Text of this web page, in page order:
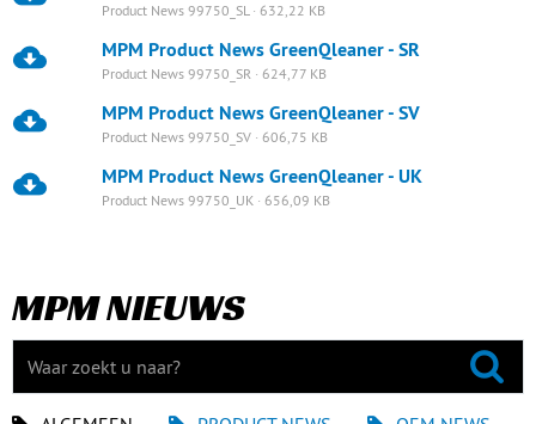
Product News 99750_SL · 632,22 KB
MPM Product News GreenQleaner - SR
Product News 99750_SR · 624,77 KB
MPM Product News GreenQleaner - SV
Product News 99750_SV · 606,75 KB
MPM Product News GreenQleaner - UK
Product News 99750_UK · 656,09 KB
MPM NIEUWS